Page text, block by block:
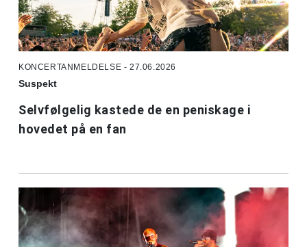
KONCERTANMELDELSE - 27.06.2026
Suspekt
Selvfølgelig kastede de en peniskage i
hovedet på en fan